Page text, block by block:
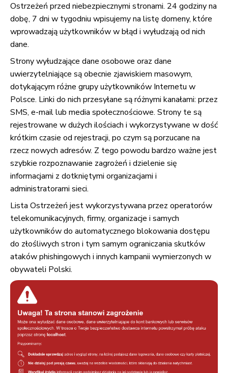
Ostrzeżeń przed niebezpiecznymi stronami. 24 godziny na
dobę, 7 dni w tygodniu wpisujemy na listę domeny, które
wprowadzają użytkowników w błąd i wyłudzają od nich
dane.
Strony wyłudzające dane osobowe oraz dane
uwierzytelniające są obecnie zjawiskiem masowym,
dotykającym różne grupy użytkowników Internetu w
Polsce. Linki do nich przesyłane są różnymi kanałami: przez
SMS, e-mail lub media społecznościowe. Strony te są
rejestrowane w dużych ilościach i wykorzystywane w dość
krótkim czasie od rejestracji, po czym są porzucane na
rzecz nowych adresów. Z tego powodu bardzo ważne jest
szybkie rozpoznawanie zagrożeń i dzielenie się
informacjami z dotkniętymi organizacjami i
administratorami sieci.
Lista Ostrzeżeń jest wykorzystywana przez operatorów
telekomunikacyjnych, firmy, organizacje i samych
użytkowników do automatycznego blokowania dostępu
do złośliwych stron i tym samym ograniczania skutków
ataków phishingowych i innych kampanii wymierzonych w
obywateli Polski.